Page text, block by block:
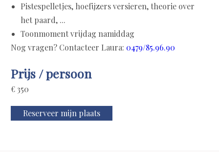
Pistespelletjes, hoefijzers versieren, theorie over
het paard, ...
Toonmoment vrijdag namiddag
Nog vragen? Contacteer Laura: 0479/85.96.90
Prijs / persoon
€ 350
Reserveer mijn plaats